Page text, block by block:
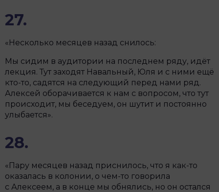
27.
«Несколько месяцев назад снилось:
Мы сидим в аудитории на последнем ряду, идёт
лекция. Тут заходят Навальный, Юля и с ними ещё
кто-то, садятся на следующий перед нами ряд.
Алексей оборачивается к нам с вопросом, что тут
происходит, мы беседуем, он шутит и постоянно
улыбается».
28.
«Пару месяцев назад приснилось, что я как-то
оказалась в колонии, о чем-то говорила
с Алексеем, а в конце мы обнялись, но он остался